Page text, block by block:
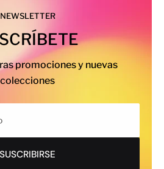
NEWSLETTER
promociones y nuevas
colecciones
SUSCRIBIRSE